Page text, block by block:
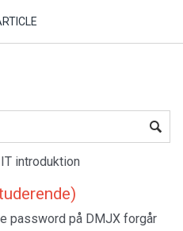
IT introduktion
password på DMJX forgår